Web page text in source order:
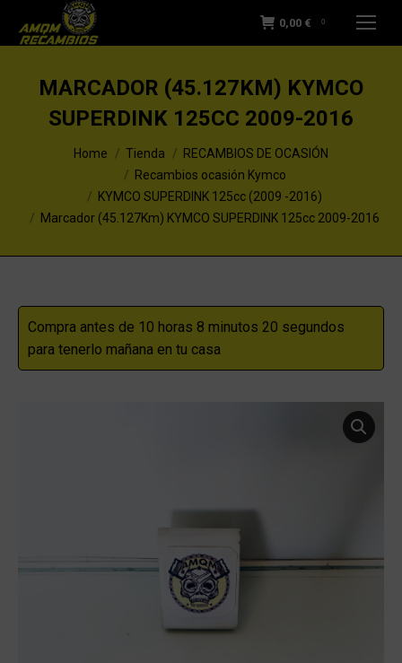
0,00 € 0
MARCADOR (45.127KM) KYMCO
SUPERDINK 125CC 2009-2016
You are here:Home Tienda
RECAMBIOS DE OCASIÓN
Recambios ocasión Kymco
KYMCO SUPERDINK 125cc (2009 -2016)
Marcador (45.127Km) KYMCO SUPERDINK 125cc 2009-2016
Compra antes de 10 horas 8 minutos 20 segundos
para tenerlo mañana en tu casa